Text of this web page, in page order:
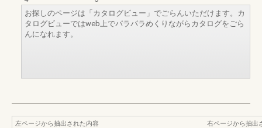
お探しのページは「カタログビュー」でごらんいただけます。カ
タログビューではweb上でパラパラめくりながらカタログをごら
んになれます。
左ページから抽出された内容
右ページから抽出